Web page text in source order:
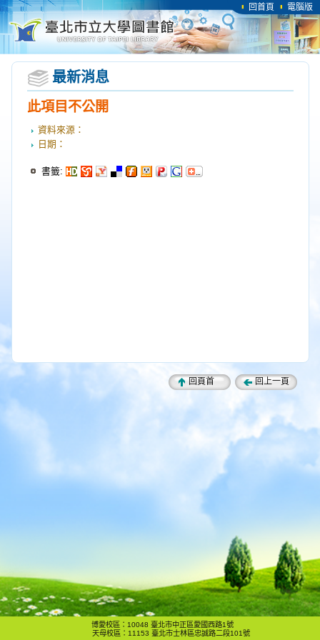
回首頁 電腦版
最新消息
此項目不公開
資料來源：
日期：
書籤:
回頁首 回上一頁
博愛校區：10048 臺北市中正區愛國西路1號
天母校區：11153 臺北市士林區忠誠路二段101號